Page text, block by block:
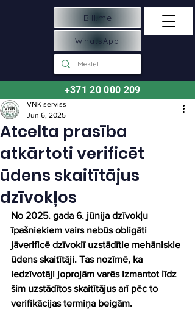
+371 20 000 209
Bill.me
WhatsApp
Atcelta prasība
atkārtoti verificēt
ūdens skaitītājus
dzīvokļos
VNK serviss
Jun 6, 2025
No 2025. gada 6. jūnija dzīvokļu
īpašniekiem vairs nebūs obligāti
jāverificē dzīvoklī uzstādītie mehāniskie
ūdens skaitītāji. Tas nozīmē, ka
iedzīvotāji joprojām varēs izmantot līdz
šim uzstādītos skaitītājus arī pēc to
verifikācijas termiņa beigām.